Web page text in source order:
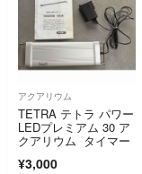
アクアリウム
TETRA テトラ パワー
LEDプレミアム 30 ア
クアリウム タイマー
¥3,000